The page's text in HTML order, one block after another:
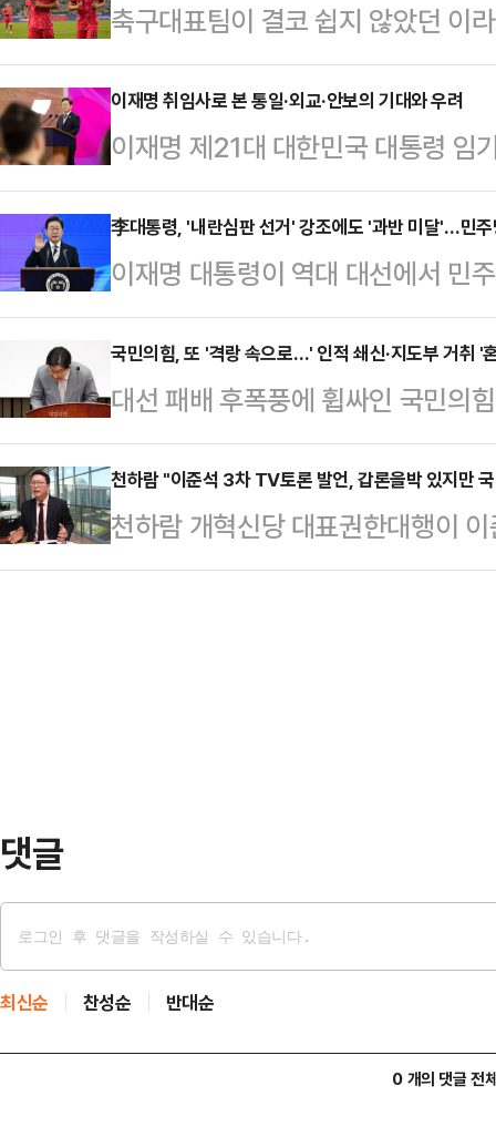
축구대표팀이 결코 쉽지 않았던 이
홍명보 감독의 지략도 한몫했다.홍
국시각) 이라크 바스라 국제경기
중미 월드컵 아시아 3차 예선 B조
완파하고 월드컵 본선행 티켓을 거
었다.당초 비기기만 해도 월드컵 본
구대표팀은 공수 핵심 손흥민(토트
며 쉽지 않은 경기…
이재명 취임사로 본 통일·외교·안보의 기대와 우려
이재명 제21대 대한민국 대통령 임
가 직면한 민생, 경제, 외교, 안보,
하겠다는 의지를 밝혔다.필자는 많
고 승리로 이끈 이 대통령에게 일
정보원장의 임명, 주요 직책 하마평
우려하는 시각도 있으나, 대통령이
하는 것을 탓할 수는 없다. 중요한
이 취임사에서…
李대통령, '내란심판 선거' 강조에도 '과반 미달'…민주
이재명 대통령이 역대 대선에서 민
다. 3년 만의 정권교체다. 다만 이
당초 민주 진영이 무난한 과반 득표
은 과반 득표를 허락하지 않았다.
는 한편 이 대통령이 강조한 '협치'
통에 나서겠다는 계획이다.5일 정
치로 38일간 치러진 21대 대선에
(1728만…
국민의힘, 또 '격랑 속으로…' 인적 쇄신·지도부 거취 '
대선 패배 후폭풍에 휩싸인 국민의
쇄신의 격랑 속으로 빠져들었다. 권
운데 지도부 또한 거취에 대한 장고
의 결과물에 정치권의 이목이 쏠리
국회에서 열린 의원총회에서 "보수
천하람 "이준석 3차 TV토론 발언, 갑론을박 있지만
천하람 개혁신당 대표권한대행이
에 사표방지심리를 넘을 수 있는 구
댓글
최신순 찬성순 반대순
0 개의 댓글 전